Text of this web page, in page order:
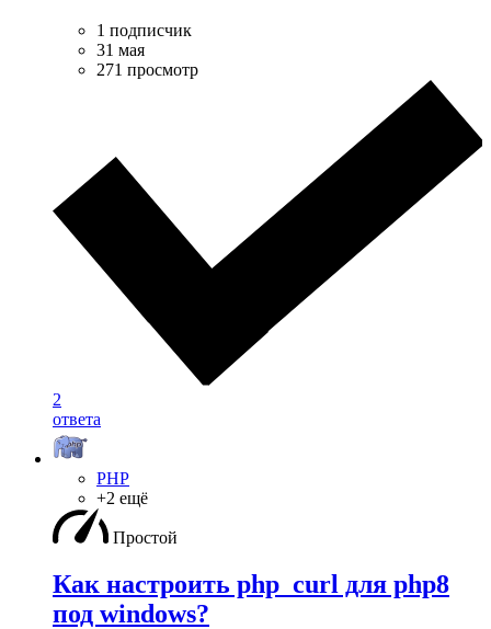
1 подписчик
31 мая
271 просмотр
2
ответа
PHP
+2 ещё
Простой
Как настроить php_curl для php8
под windows?